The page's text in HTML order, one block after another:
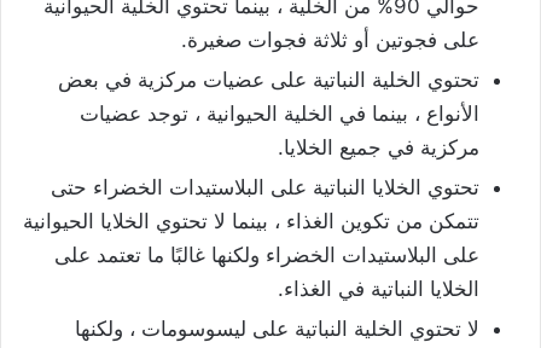
حوالي 90% من الخلية ، بينما تحتوي الخلية الحيوانية
على فجوتين أو ثلاثة فجوات صغيرة.
تحتوي الخلية النباتية على عضيات مركزية في بعض
الأنواع ، بينما في الخلية الحيوانية ، توجد عضيات
مركزية في جميع الخلايا.
تحتوي الخلايا النباتية على البلاستيدات الخضراء حتى
تتمكن من تكوين الغذاء ، بينما لا تحتوي الخلايا الحيوانية
على البلاستيدات الخضراء ولكنها غالبًا ما تعتمد على
الخلايا النباتية في الغذاء.
لا تحتوي الخلية النباتية على ليسوسومات ، ولكنها